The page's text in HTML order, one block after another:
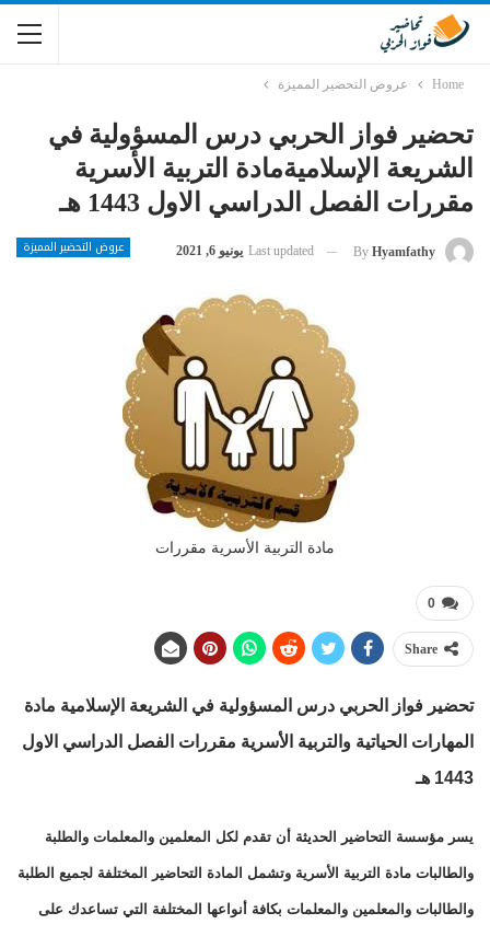
Home عروض التحضير المميزة
تحضير فواز الحربي درس المسؤولية في
الشريعة الإسلاميةمادة التربية الأسرية
مقررات الفصل الدراسي الاول 1443 هـ
عروض التحضير المميزة By Hyamfathy
Last updated يونيو 6, 2021
مادة التربية الأسرية مقررات
0
Share
تحضير فواز الحربي درس المسؤولية في الشريعة الإسلامية مادة
المهارات الحياتية والتربية الأسرية مقررات الفصل الدراسي الاول
1443 هـ
يسر مؤسسة التحاضير الحديثة أن تقدم لكل المعلمين والمعلمات والطلبة
والطالبات مادة التربية الأسرية وتشمل المادة التحاضير المختلفة لجميع الطلبة
والطالبات والمعلمين والمعلمات بكافة أنواعها المختلفة التي تساعدك على